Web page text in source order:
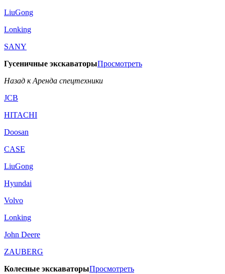
LiuGong
Lonking
SANY
Гусеничные экскаваторыПросмотреть
Назад к Аренда спецтехники
JCB
HITACHI
Doosan
CASE
LiuGong
Hyundai
Volvo
Lonking
John Deere
ZAUBERG
Колесные экскаваторыПросмотреть